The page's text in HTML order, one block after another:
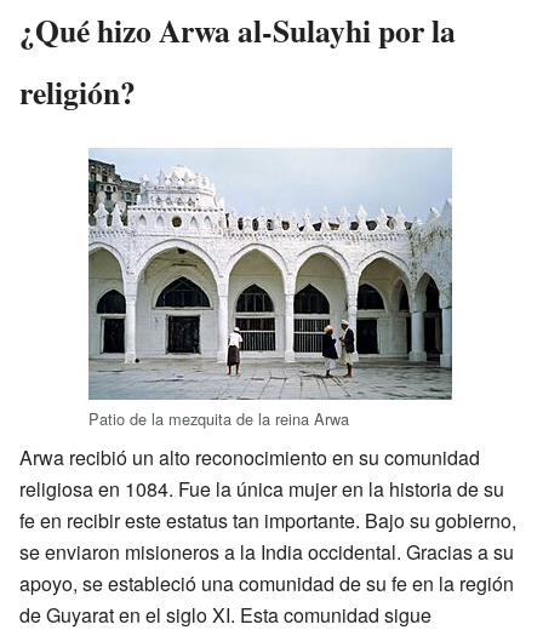
¿Qué hizo Arwa al-Sulayhi por la
religión?
Patio de la mezquita de la reina Arwa
Arwa recibió un alto reconocimiento en su comunidad
religiosa en 1084. Fue la única mujer en la historia de su
fe en recibir este estatus tan importante. Bajo su gobierno,
se enviaron misioneros a la India occidental. Gracias a su
apoyo, se estableció una comunidad de su fe en la región
de Guyarat en el siglo XI. Esta comunidad sigue